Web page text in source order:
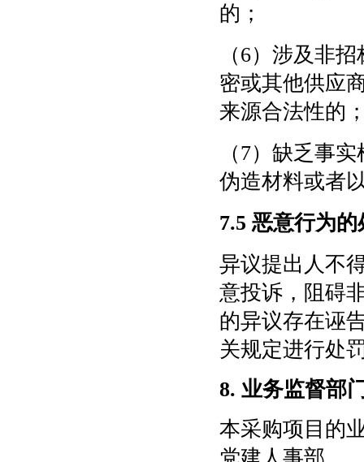
的；
（6）涉及非
密或其他供应
来源合法性的
（7）缺乏事
伪造材料或者
7.5 恶意行为的
异议提出人不
意投诉，阻碍
的异议存在诬
关规定进行处
8. 业务监督部
本采购项目的